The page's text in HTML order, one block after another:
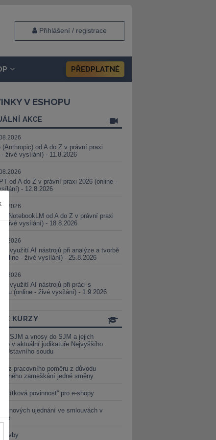
Přihlášení / registrace
PŘEDPLATNÉ
V ESHOPU
AKCE
(Anthropic) od A do Z v právní praxi
- živé vysílání) - 11.8.2026
od A do Z v právní praxi 2026 (online -
- 12.8.2026
a NotebookLM od A do Z v právní praxi
- živé vysílání) - 18.8.2026
využití AI nástrojů při analýze a tvorbě
(online - živé vysílání) - 25.8.2026
využití AI nástrojů při práci s
(online - živé vysílání) - 1.9.2026
KURZY
ze SJM a vnosy do SJM a jejich
v aktuální judikatuře Nejvyššího
a Ústavního soudu
z pracovního poměru z důvodu
zameškání jedné směny
povinnost“ pro e-shopy
cenových ujednání ve smlouvách v